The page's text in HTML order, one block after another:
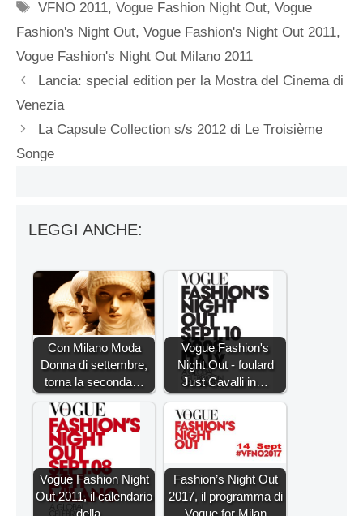
Tag
VFNO 2011,Vogue Fashion Night Out,Vogue
Fashion's Night Out, Vogue Fashion's Night Out 2011,
Vogue Fashion's Night Out Milano 2011
Lancia: special edition per la Mostra del Cinema di
Venezia
La Capsule Collection s/s 2012 di Le Troisième
Songe
LEGGI ANCHE:
Con Milano Moda
Donna di settembre,
torna la seconda…
Vogue Fashion's
Night Out - foulard
Just Cavalli in…
Vogue Fashion Night
Out 2011, il calendario
della…
Fashion’s Night Out
2017, il programma di
Vogue for Milan